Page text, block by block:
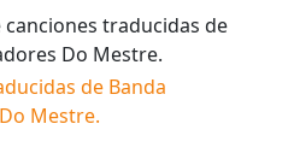
canciones traducidas de
Do Mestre.
de Banda
Mestre.